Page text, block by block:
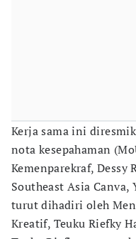
Kerja sama ini
nota kesepahaman
Kemenparekraf, Dessy
Southeast Asia
turut dihadiri oleh
Kreatif, Teuku Riefky